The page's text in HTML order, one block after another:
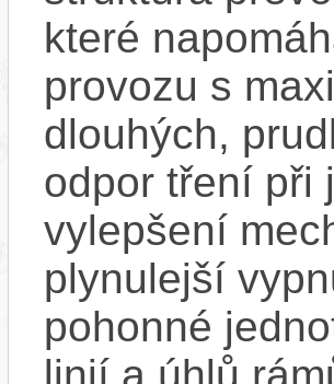
které
provozu s
dlouhých,
odpor tření při
vylepšení
plynulejší
pohonné